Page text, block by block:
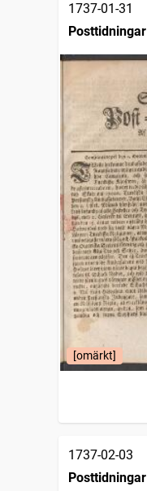
1737-01-31
Posttidningar
[omärkt]
1737-02-03
Posttidningar